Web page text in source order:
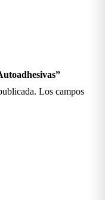
Los campos